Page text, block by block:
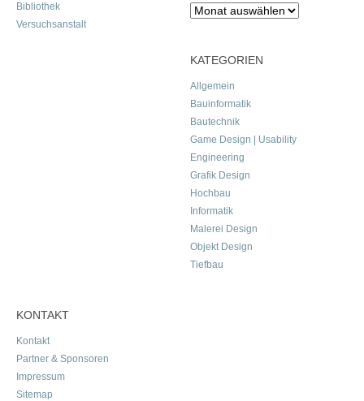
Bibliothek
Versuchsanstalt
Archiv
KATEGORIEN
Allgemein
Bauinformatik
Bautechnik
Game Design | Usability
Engineering
Grafik Design
Hochbau
Informatik
Malerei Design
Objekt Design
Tiefbau
KONTAKT
Kontakt
Partner & Sponsoren
Impressum
Sitemap